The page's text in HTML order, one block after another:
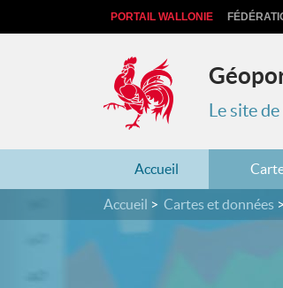
PORTAIL WALLONIE
Le site
Accueil
Accueil Cartes et données